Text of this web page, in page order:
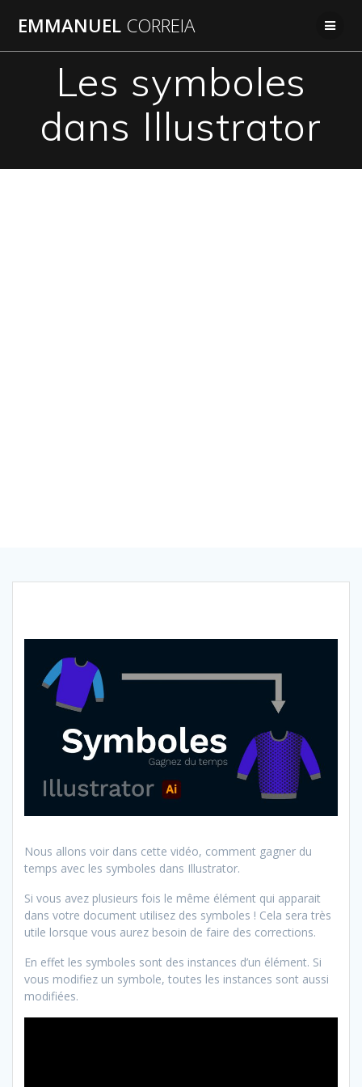
au
EMMANUEL CORREIA
Les symboles
dans Illustrator
Nous allons voir dans cette vidéo, comment gagner du
temps avec les symboles dans Illustrator.
Si vous avez plusieurs fois le même élément qui apparait
dans votre document utilisez des symboles ! Cela sera très
utile lorsque vous aurez besoin de faire des corrections.
En effet les symboles sont des instances d’un élément. Si
vous modifiez un symbole, toutes les instances sont aussi
modifiées.